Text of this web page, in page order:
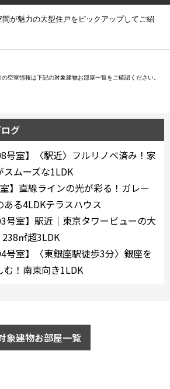
が魅力の大型住戸をピックアップしてご紹
空室情報は下記の対象建物お部屋一覧をご確認ください。
グ
号室】〈駅近〉フルリノベ済み！家
ムーズな1LDK
室】直線ラインの光が彩る！ガレー
る4LDKテラスハウス
号室】駅近｜東京タワービューの大
㎡超3LDK
号室】〈東銀座駅徒歩3分〉銀座を
！南東向き1LDK
象建物お部屋一覧
20年以内
30年以内
1分以内
5分以内
15分以内